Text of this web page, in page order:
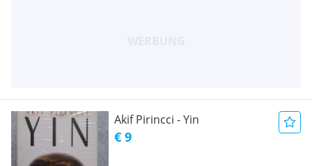
Akif Pirincci - Yin
€ 9